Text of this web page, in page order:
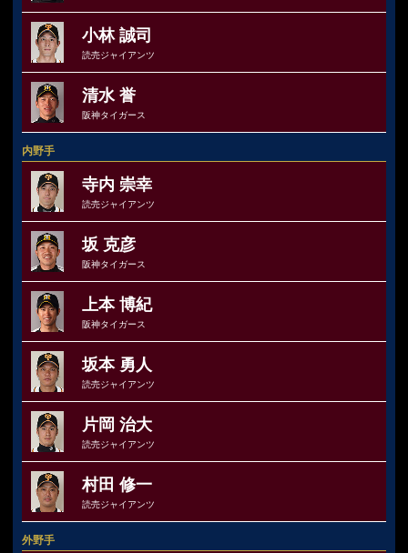
小林 誠司
読売ジャイアンツ
清水 誉
阪神タイガース
内野手
寺内 崇幸
読売ジャイアンツ
坂 克彦
阪神タイガース
上本 博紀
阪神タイガース
坂本 勇人
読売ジャイアンツ
片岡 治大
読売ジャイアンツ
村田 修一
読売ジャイアンツ
外野手